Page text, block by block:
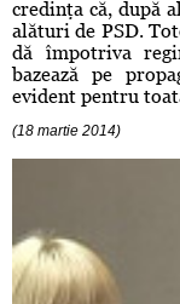
credinţa că, după
alături de PSD.
dă împotriva
bazează pe
evident pentru
(18 martie 2014)